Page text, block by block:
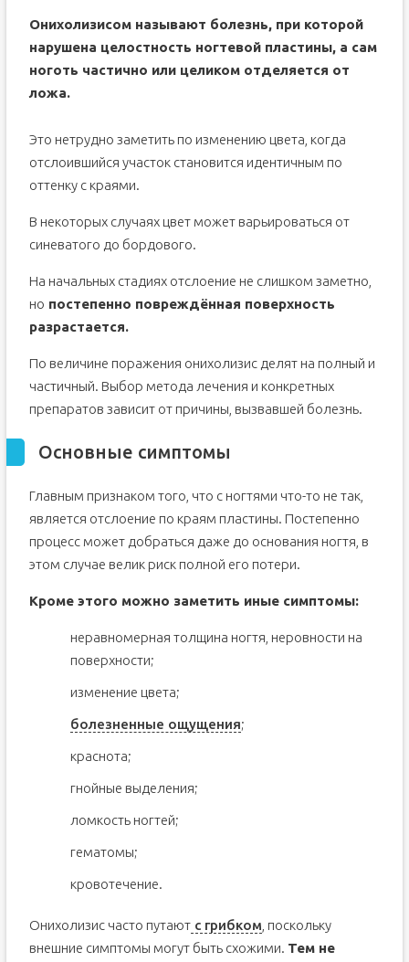
Онихолизисом называют болезнь, при которой
нарушена целостность ногтевой пластины, а сам
ноготь частично или целиком отделяется от
ложа.
Это нетрудно заметить по изменению цвета, когда
отслоившийся участок становится идентичным по
оттенку с краями.
В некоторых случаях цвет может варьироваться от
синеватого до бордового.
На начальных стадиях отслоение не слишком заметно,
но постепенно повреждённая поверхность
разрастается.
По величине поражения онихолизис делят на полный и
частичный. Выбор метода лечения и конкретных
препаратов зависит от причины, вызвавшей болезнь.
Основные симптомы
Главным признаком того, что с ногтями что-то не так,
является отслоение по краям пластины. Постепенно
процесс может добраться даже до основания ногтя, в
этом случае велик риск полной его потери.
Кроме этого можно заметить иные симптомы:
неравномерная толщина ногтя, неровности на
поверхности;
изменение цвета;
болезненные ощущения;
краснота;
гнойные выделения;
ломкость ногтей;
гематомы;
кровотечение.
Онихолизис часто путаютс грибком , поскольку
внешние симптомы могут быть схожими. Тем не